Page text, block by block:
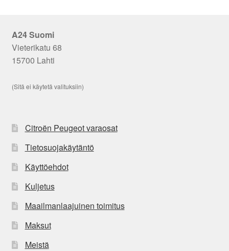
A24 Suomi
Vieterikatu 68
15700 Lahti
(Sitä ei käytetä valituksiin)
Citroën Peugeot varaosat
Tietosuojakäytäntö
Käyttöehdot
Kuljetus
Maailmanlaajuinen toimitus
Maksut
Meistä